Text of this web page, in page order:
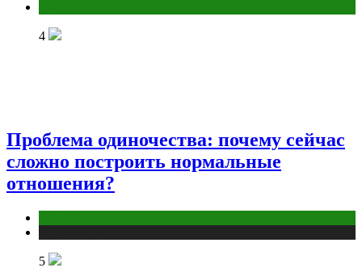
4
Проблема одиночества: почему сейчас
сложно построить нормальные
отношения?
5